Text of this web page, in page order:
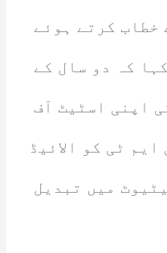
خطاب کرتے ہوئے
کہ دو سال کے
اپنی اسٹیٹ آف
ٹی کو الائیڈ
میں تبدیل